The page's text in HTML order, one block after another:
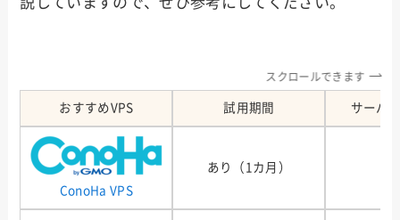
スクロールできます
おすすめVPS 試用期間 サーバ
ConoHa VPS
あり（1カ月）